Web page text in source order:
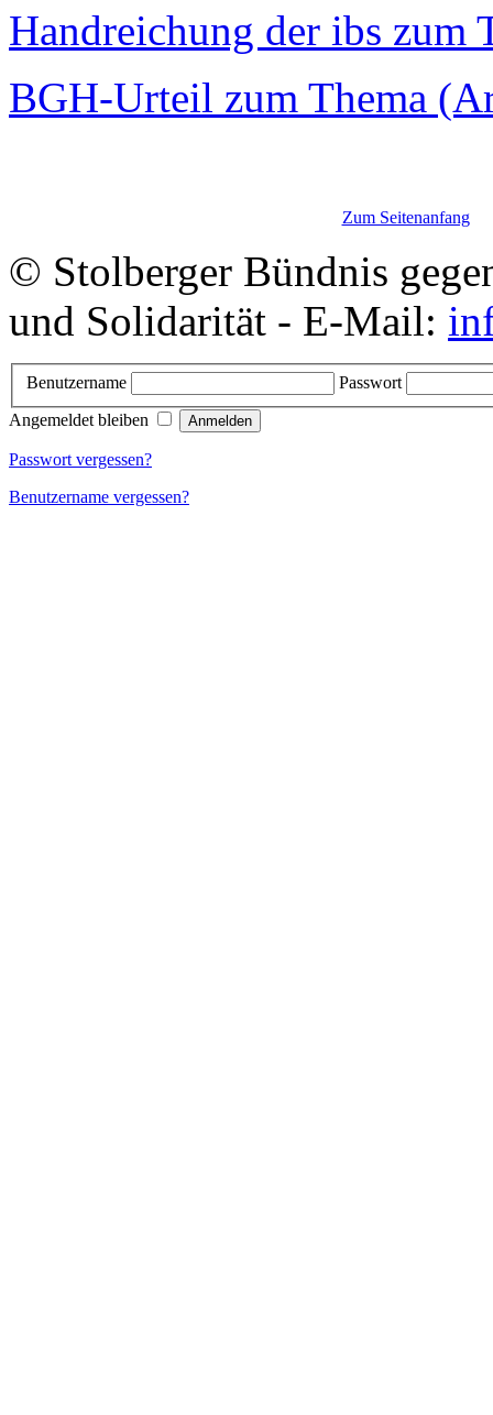
Handreichung der ibs zum
BGH-Urteil zum Thema
Zum Seitenanfang
© Stolberger Bündnis
und Solidarität - E-Mail:
Benutzername
Passwort
Angemeldet bleiben
Passwort vergessen?
Benutzername vergessen?